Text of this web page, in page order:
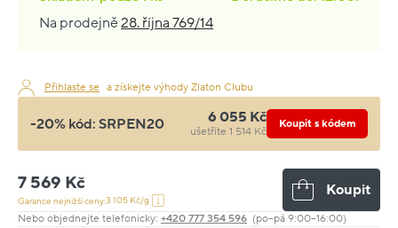
Na prodejně28. října 769/14
Přihlaste se a získejte výhody Zlaton Clubu
-20% kód: SRPEN20 6 055 Kč
ušetříte 1 514 Kč
Koupit s kódem
7 569 Kč
Garance nejnižší ceny:3 105 Kč/g
Koupit
Nebo objednejte telefonicky: +420 777 354 596 (po–pá 9:00–16:00)